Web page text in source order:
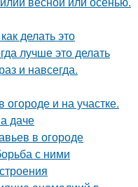
делать это
лучше это делать
и навсегда.
огороде и на участке.
даче
в огороде
с ними